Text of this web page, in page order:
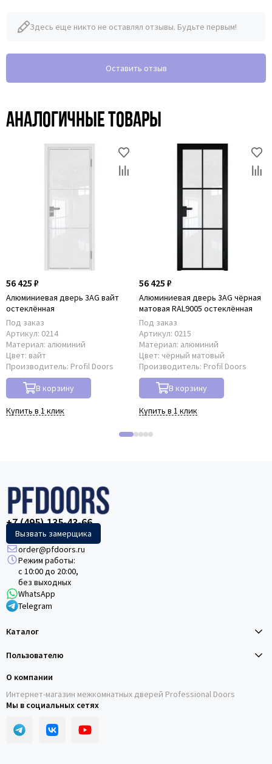
Здесь еще никто не оставлял отзывы. Будьте первым!
Оставить отзыв
Аналогичные товары
56 425 ₽
Алюминиевая дверь 3AG вайт
остеклённая
Под заказ
Артикул: 0214
Материал: алюминий
Цвет: вайт
Производитель: Profil Doors
В корзину
Купить в 1 клик
56 425 ₽
Алюминиевая дверь 3AG чёрная
матовая RAL9005 остеклённая
Под заказ
Артикул: 0215
Материал: алюминий
Цвет: чёрный матовый
Производитель: Profil Doors
В корзину
Купить в 1 клик
+7 (495) 135-43-66
Вызвать замерщика
order@pfdoors.ru
Режим работы:
с 10:00 до 20:00,
без выходных
WhatsApp
Telegram
Каталог
Пользователю
О компании
Интернет-магазин межкомнатных дверей Professional Doors
Мы в социальных сетях